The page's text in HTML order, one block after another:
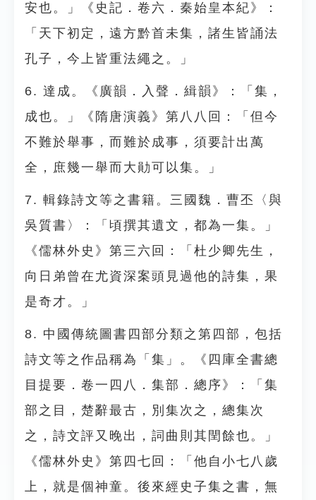
安也。」《史記．卷六．秦始皇本紀》：
「天下初定，遠方黔首未集，諸生皆誦法
孔子，今上皆重法繩之。」
6. 達成。《廣韻．入聲．緝韻》：「集，
成也。」《隋唐演義》第八八回：「但今
不難於舉事，而難於成事，須要計出萬
全，庶幾一舉而大勛可以集。」
7. 輯錄詩文等之書籍。三國魏．曹丕〈與
吳質書〉：「頃撰其遺文，都為一集。」
《儒林外史》第三六回：「杜少卿先生，
向日弟曾在尤資深案頭見過他的詩集，果
是奇才。」
8. 中國傳統圖書四部分類之第四部，包括
詩文等之作品稱為「集」。《四庫全書總
目提要．卷一四八．集部．總序》：「集
部之目，楚辭最古，別集次之，總集次
之，詩文評又晚出，詞曲則其閏餘也。」
《儒林外史》第四七回：「他自小七八歲
上，就是個神童。後來經史子集之書，無